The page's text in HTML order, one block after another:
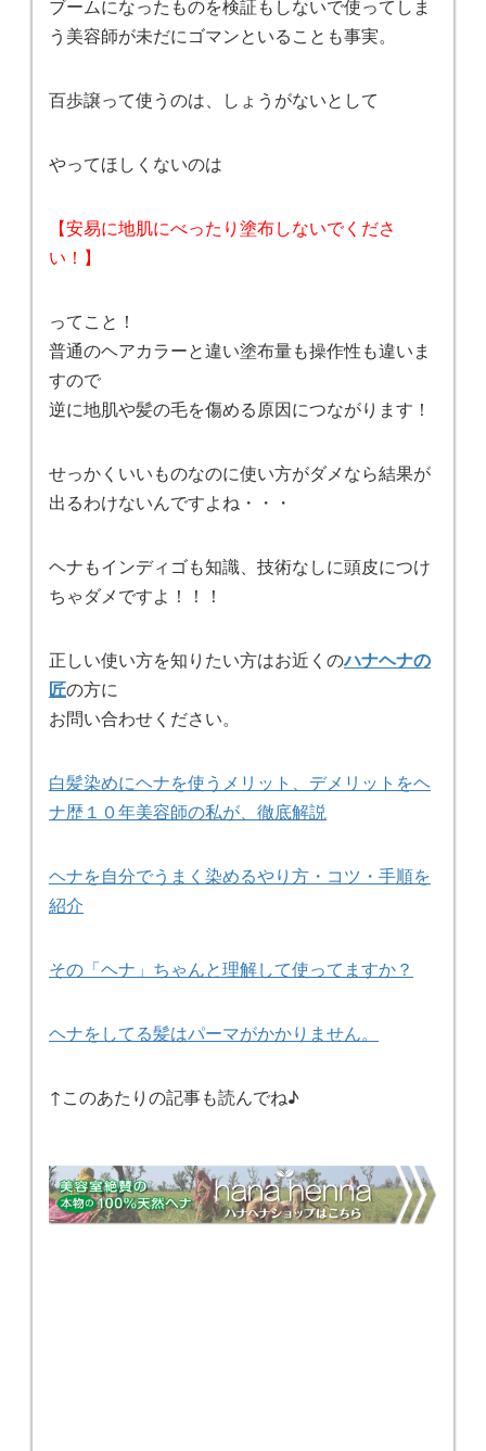
ブームになったものを検証もしないで使ってしま
う美容師が未だにゴマンといることも事実。
百歩譲って使うのは、しょうがないとして
やってほしくないのは
【安易に地肌にべったり塗布しないでくださ
い！】
ってこと！
普通のヘアカラーと違い塗布量も操作性も違いま
すので
逆に地肌や髪の毛を傷める原因につながります！
せっかくいいものなのに使い方がダメなら結果が
出るわけないんですよね・・・
ヘナもインディゴも知識、技術なしに頭皮につけ
ちゃダメですよ！！！
正しい使い方を知りたい方はお近くのハナヘナの
匠の方に
お問い合わせください。
白髪染めにヘナを使うメリット、デメリットをヘ
ナ歴１０年美容師の私が、徹底解説
ヘナを自分でうまく染めるやり方・コツ・手順を
紹介
その「ヘナ」ちゃんと理解して使ってますか？
ヘナをしてる髪はパーマがかかりません。
↑このあたりの記事も読んでね♪